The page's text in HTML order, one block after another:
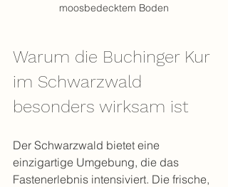
moosbedecktem Boden
Warum die Buchinger Kur
im Schwarzwald
besonders wirksam ist
Der Schwarzwald bietet eine
einzigartige Umgebung, die das
Fastenerlebnis intensiviert. Die frische,